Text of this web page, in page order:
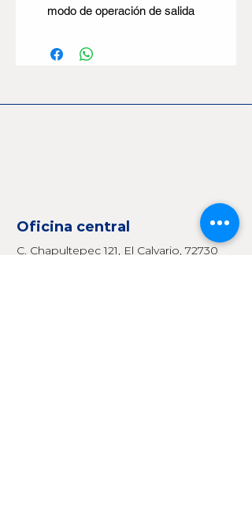
modo de operación de salida
Oficina central
C. Chapultepec 121, El Calvario, 72730